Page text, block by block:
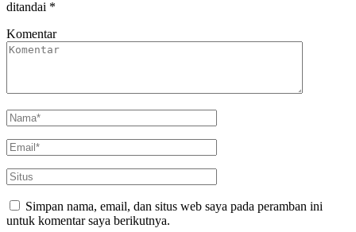
ditandai *
Komentar
Simpan nama, email, dan situs web saya pada peramban ini
untuk komentar saya berikutnya.